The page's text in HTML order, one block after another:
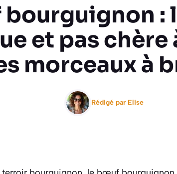
:
et pas chère
morceaux à
Rédigé par Elise